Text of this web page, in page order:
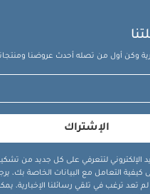
وكن أول من تصله أحدث عروضنا
الإشتراك
الإلكتروني لتتعرفي على كل جديد من
كيفية التعامل مع البيانات الخاصة بك،
لم تعد ترغب في تلقي رسائلنا الإخبارية،